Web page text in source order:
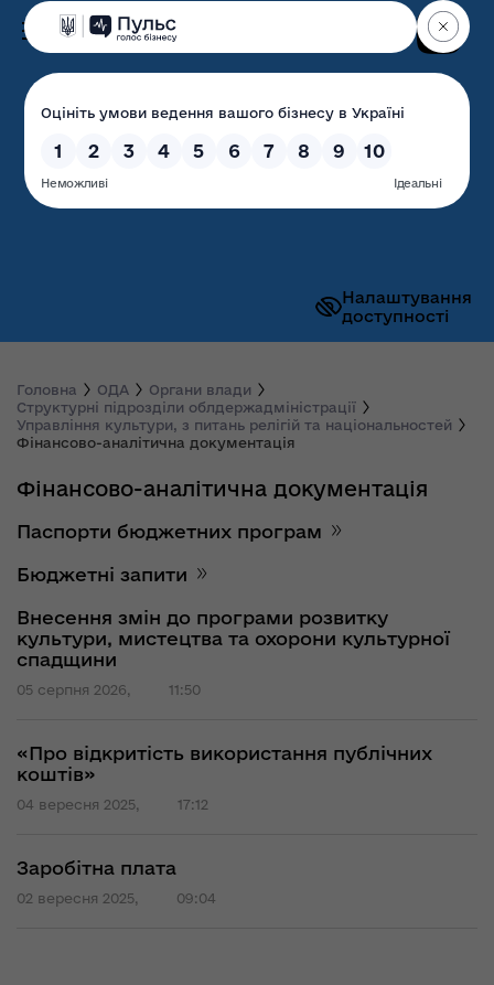
Налаштування
доступності
Волинська обласна
державна адміністрація
Головна ОДА
Органи влади
Структурні підрозділи облдержадміністрації
Управління культури, з питань релігій та національностей
Фінансово-аналітична документація
Фінансово-аналітична документація
Паспорти бюджетних програм
Бюджетні запити
Внесення змін до програми розвитку
культури, мистецтва та охорони культурної
спадщини
05 серпня 2026, 11:50
«Про відкритість використання публічних
коштів»
04 вересня 2025, 17:12
Заробітна плата
02 вересня 2025, 09:04